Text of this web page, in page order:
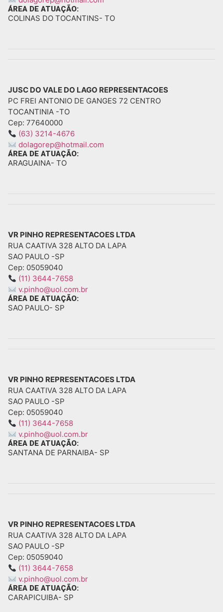
ÁREA DE ATUAÇÃO:
COLINAS DO TOCANTINS- TO
JUSC DO VALE DO LAGO REPRESENTACOES
PC FREI ANTONIO DE GANGES 72 CENTRO
TOCANTINIA -TO
Cep: 77640000
(63) 3214-4676
dolagorep@hotmail.com
ÁREA DE ATUAÇÃO:
ARAGUAINA- TO
VR PINHO REPRESENTACOES LTDA
RUA CAATIVA 328 ALTO DA LAPA
SAO PAULO -SP
Cep: 05059040
(11) 3644-7658
v.pinho@uol.com.br
ÁREA DE ATUAÇÃO:
SAO PAULO- SP
VR PINHO REPRESENTACOES LTDA
RUA CAATIVA 328 ALTO DA LAPA
SAO PAULO -SP
Cep: 05059040
(11) 3644-7658
v.pinho@uol.com.br
ÁREA DE ATUAÇÃO:
SANTANA DE PARNAIBA- SP
VR PINHO REPRESENTACOES LTDA
RUA CAATIVA 328 ALTO DA LAPA
SAO PAULO -SP
Cep: 05059040
(11) 3644-7658
v.pinho@uol.com.br
ÁREA DE ATUAÇÃO:
CARAPICUIBA- SP